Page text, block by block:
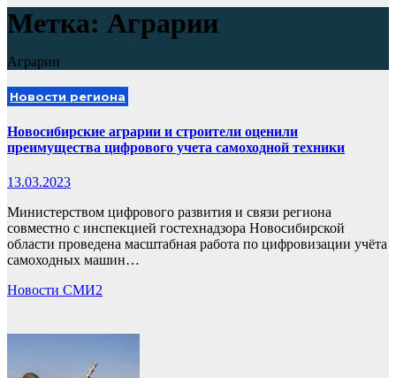
Метка: Аграрии
Аграрии
Новости региона
Новосибирские аграрии и строители оценили
преимущества цифрового учета самоходной техники
13.03.2023
Министерством цифрового развития и связи региона
совместно с инспекцией гостехнадзора Новосибирской
области проведена масштабная работа по цифровизации учёта
самоходных машин…
Новости СМИ2